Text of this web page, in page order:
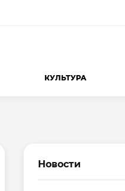
КУЛЬТУРА
Новости